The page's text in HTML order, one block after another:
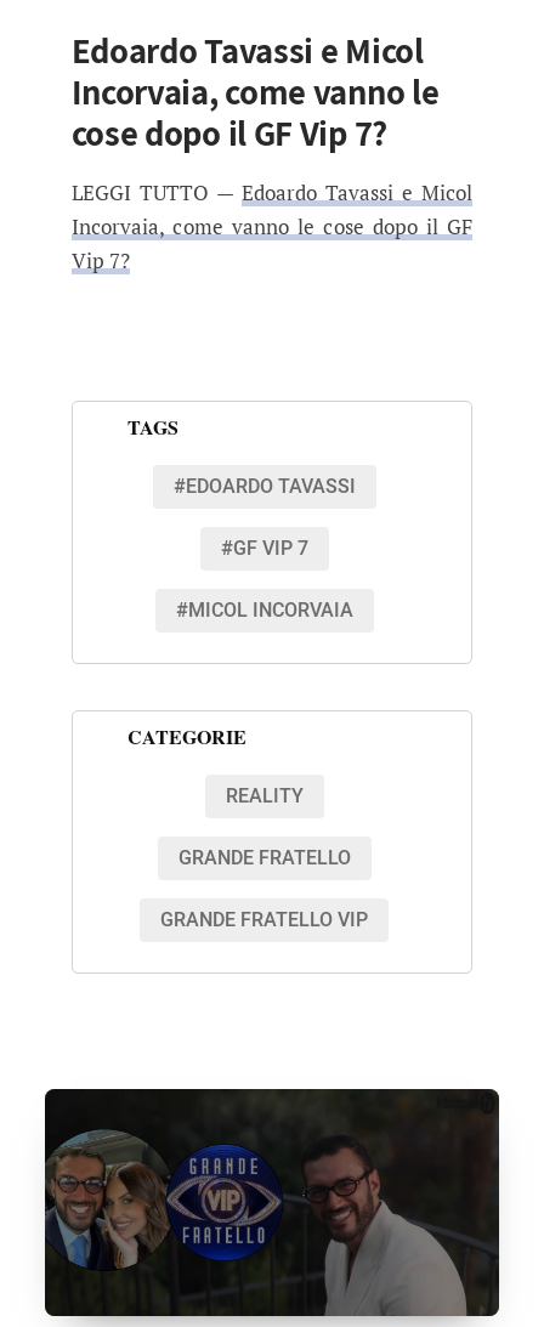
Edoardo Tavassi e Micol
Incorvaia, come vanno le
cose dopo il GF Vip 7?
LEGGI TUTTO — Edoardo Tavassi e Micol
Incorvaia, come vanno le cose dopo il GF
Vip 7?
TAGS
#EDOARDO TAVASSI
#GF VIP 7
#MICOL INCORVAIA
CATEGORIE
REALITY
GRANDE FRATELLO
GRANDE FRATELLO VIP